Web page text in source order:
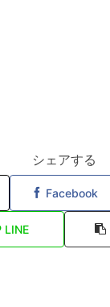
シェアする
Facebook
LINE